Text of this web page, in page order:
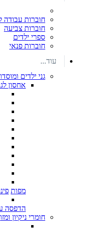
חוברות עבודה
חוברות צביעה
ספרי ילדים
חוברות פנאי
עוד...
גני ילדים
אחסון
מפות
הדפסה
חומרי ניקיון